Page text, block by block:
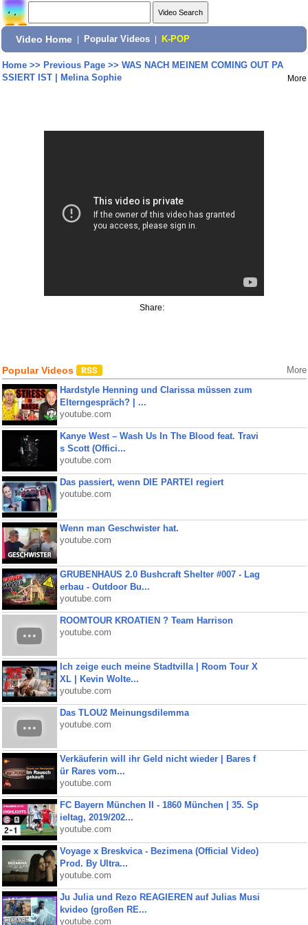
Video Home Popular Videos K-POP
Home>> Previous Page>> WAS NACH MEINEM COMING OUT PA
SSIERT IST | Melina Sophie
More
Share:
Popular Videos More
Hardstyle Henning und Clarissa müssen zum
Elterngespräch? | ...
youtube.com
Kanye West – Wash Us In The Blood feat. Travi
s Scott (Offici...
youtube.com
Das passiert, wenn DIE PARTEI regiert
youtube.com
Wenn man Geschwister hat.
youtube.com
GRUBENHAUS 2.0 Bushcraft Shelter #007 - Lag
erbau - Outdoor Bu...
youtube.com
ROOMTOUR KROATIEN ? Team Harrison
youtube.com
Ich zeige euch meine Stadtvilla | Room Tour X
XL | Kevin Wolte...
youtube.com
Das TLOU2 Meinungsdilemma
youtube.com
Verkäuferin will ihr Geld nicht wieder | Bares f
ür Rares vom...
youtube.com
FC Bayern München II - 1860 München | 35. Sp
ieltag, 2019/202...
youtube.com
Voyage x Breskvica - Bezimena (Official Video)
Prod. By Ultra...
youtube.com
Ju Julia und Rezo REAGIEREN auf Julias Musi
kvideo (großen RE...
youtube.com